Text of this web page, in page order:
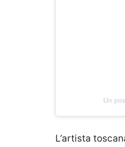
Un
L’artista